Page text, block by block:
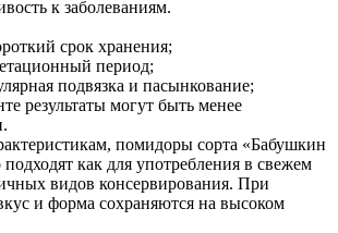
к заболеваниям.
срок хранения;
период;
подвязка и пасынкование;
результаты могут быть менее
помидоры сорта «Бабушкин
как для употребления в свежем
видов консервирования. При
и форма сохраняются на высоком